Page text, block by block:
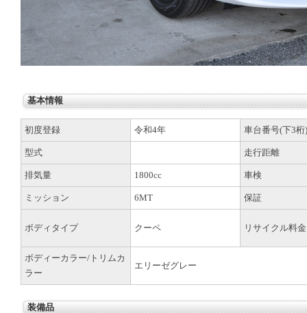
基本情報
初度登録 令和4年 車台番号(下3桁)
型式 走行距離
排気量 1800cc 車検
ミッション 6MT 保証
ボディタイプ クーペ リサイクル料金
ボディーカラー/トリムカ
ラー
エリーゼグレー
装備品